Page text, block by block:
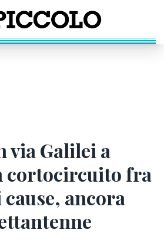
via Galilei a
cortocircuito fra
ancora